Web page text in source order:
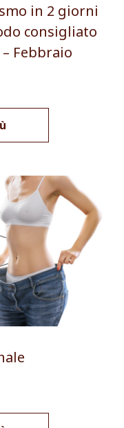
in 2 giorni
consigliato
Febbraio